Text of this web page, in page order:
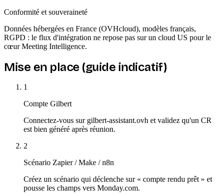
Conformité et souveraineté
Données hébergées en France (OVHcloud), modèles français,
RGPD : le flux d'intégration ne repose pas sur un cloud US pour le
cœur Meeting Intelligence.
Mise en place (guide indicatif)
1
Compte Gilbert
Connectez-vous sur gilbert-assistant.ovh et validez qu'un CR
est bien généré après réunion.
2
Scénario Zapier / Make / n8n
Créez un scénario qui déclenche sur « compte rendu prêt » et
pousse les champs vers Monday.com.